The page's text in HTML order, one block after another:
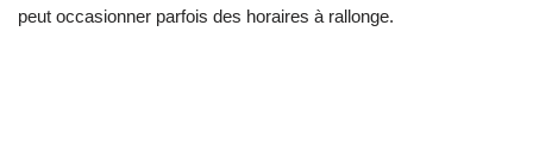
peut occasionner parfois des horaires à rallonge.